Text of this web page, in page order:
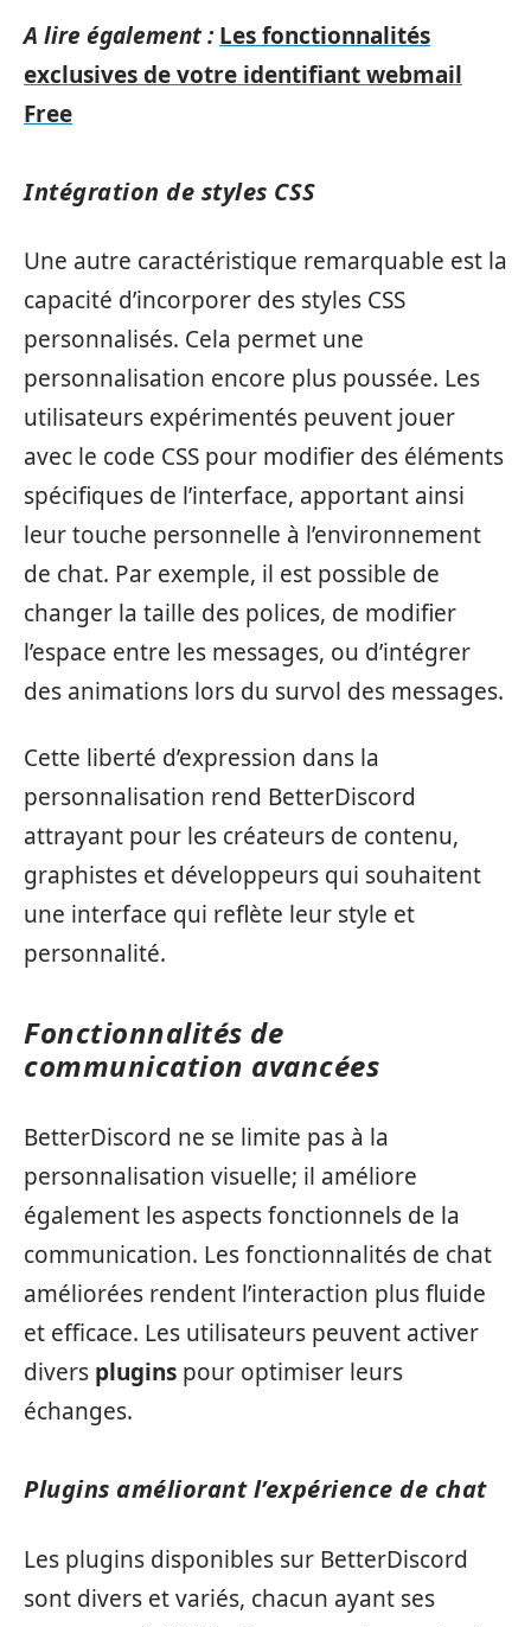
A lire également : Les fonctionnalités
exclusives de votre identifiant webmail
Free
Intégration de styles CSS
Une autre caractéristique remarquable est la
capacité d’incorporer des styles CSS
personnalisés. Cela permet une
personnalisation encore plus poussée. Les
utilisateurs expérimentés peuvent jouer
avec le code CSS pour modifier des éléments
spécifiques de l’interface, apportant ainsi
leur touche personnelle à l’environnement
de chat. Par exemple, il est possible de
changer la taille des polices, de modifier
l’espace entre les messages, ou d’intégrer
des animations lors du survol des messages.
Cette liberté d’expression dans la
personnalisation rend BetterDiscord
attrayant pour les créateurs de contenu,
graphistes et développeurs qui souhaitent
une interface qui reflète leur style et
personnalité.
Fonctionnalités de
communication avancées
BetterDiscord ne se limite pas à la
personnalisation visuelle; il améliore
également les aspects fonctionnels de la
communication. Les fonctionnalités de chat
améliorées rendent l’interaction plus fluide
et efficace. Les utilisateurs peuvent activer
divers plugins pour optimiser leurs
échanges.
Plugins améliorant l’expérience de chat
Les plugins disponibles sur BetterDiscord
sont divers et variés, chacun ayant ses